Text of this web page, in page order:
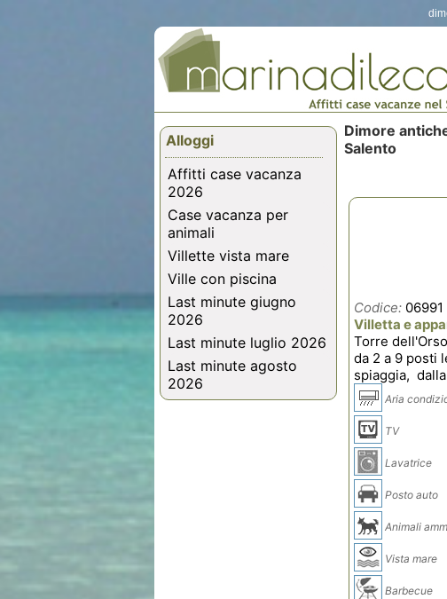
Alloggi
Affitti case vacanza
2026
Case vacanza per
animali
Villette vista mare
Ville con piscina
Last minute giugno
2026
Last minute luglio 2026
Last minute agosto
2026
Dimore
Salento
Codice: 06991
Villetta e
Torre
da 2 a 9 posti
spiaggia,
Aria
TV
Lavatrice
Posto auto
Animali
Vista mare
Barbecue